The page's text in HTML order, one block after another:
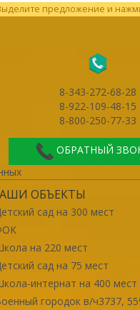
предложение и
8-343-272-68-28
8-922-109-48-15
8-800-250-77-33
ОБРАТНЫЙ
ОБЪЕКТЫ
сад на 300 мест
на 220 мест
сад на 75 мест
интернат на 400 мест
городок в/ч3737,